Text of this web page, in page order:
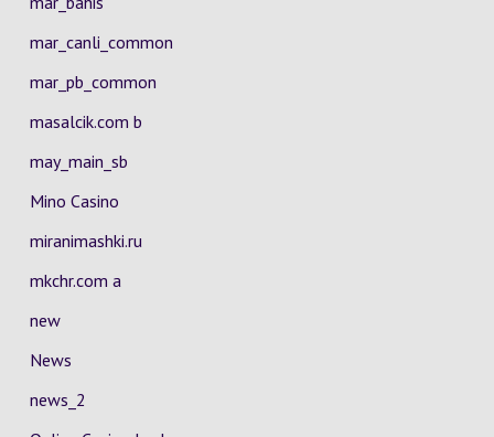
mar_canli_common
mar_pb_common
masalcik.com b
may_main_sb
Mino Casino
miranimashki.ru
mkchr.com a
new
News
news_2